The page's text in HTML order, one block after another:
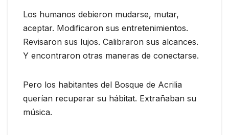
Los humanos debieron mudarse, mutar,
aceptar. Modificaron sus entretenimientos.
Revisaron sus lujos. Calibraron sus alcances.
Y encontraron otras maneras de conectarse.
Pero los habitantes del Bosque de Acrilia
querían recuperar su hábitat. Extrañaban su
música.